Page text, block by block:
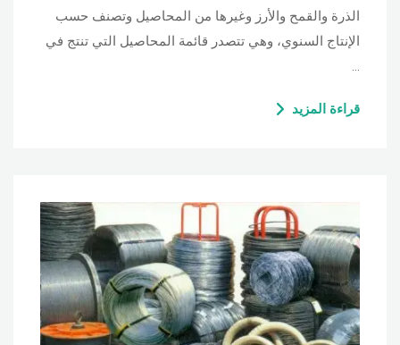
الذرة والقمح والأرز وغيرها من المحاصيل وتصنف حسب
الإنتاج السنوي، وهي تتصدر قائمة المحاصيل التي تنتج في
…
قراءة المزيد